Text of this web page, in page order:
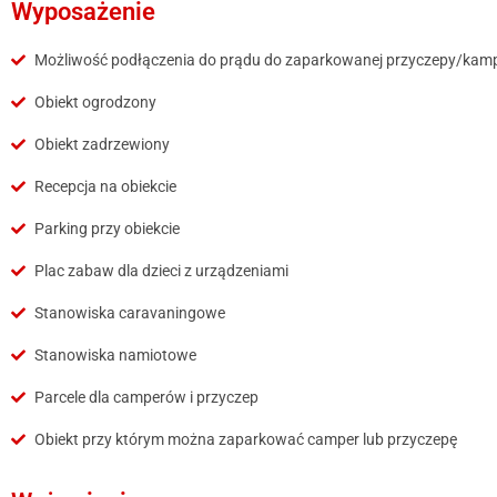
Wyposażenie
Możliwość podłączenia do prądu do zaparkowanej przyczepy/
Obiekt ogrodzony
Obiekt zadrzewiony
Recepcja na obiekcie
Parking przy obiekcie
Plac zabaw dla dzieci z urządzeniami
Stanowiska caravaningowe
Stanowiska namiotowe
Parcele dla camperów i przyczep
Obiekt przy którym można zaparkować camper lub przyczepę